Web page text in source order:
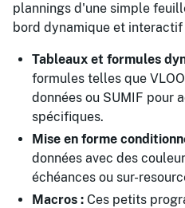
plannings d'une simple
bord dynamique et interactif
Tableaux et formules
formules telles que
données ou SUMIF pour
spécifiques.
Mise en forme
données avec des
échéances ou sur-
Macros : Ces petits